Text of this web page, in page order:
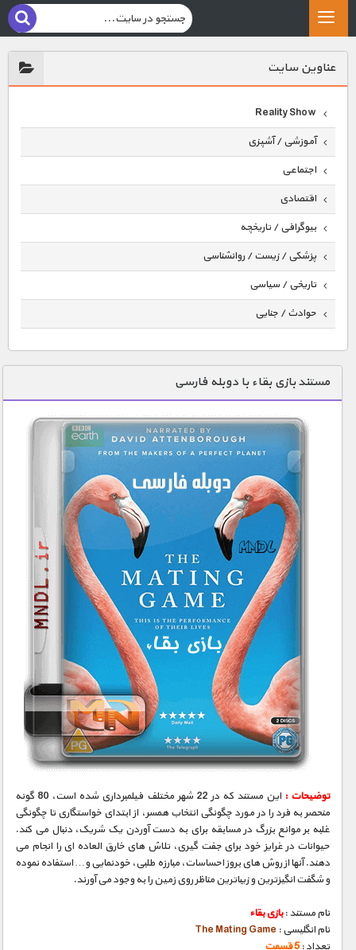
عناوين سايت
Reality Show
آموزشی / آشپزی
اجتماعی
اقتصادی
بیوگرافی / تاریخچه
پزشکی / زیست / روانشناسی
تاریخی / سیاسی
حوادث / جنایی
دنیای خوراکی ها
زمین شناسی / محیط زیست
سازه/ معماری/ مهندسی
سرگرمی
شناخت کودکان
طبیعت
علم و فناوری
فرهنگ / هنر
کیهان / نجوم
گردشگری
ماورایی
مسابقات / ورزشی
مستند های اختصاصی
مستند بازی بقاء با دوبله فارسی
توضیحات :
این مستند که در 22 شهر مختلف فیلمبرداری شده است، 80 گونه
منحصر به فرد را در مورد چگونگی انتخاب همسر، از ابتدای خواستگاری تا چگونگی
غلبه بر موانع بزرگ در مسابقه برای به دست آوردن یک شریک، دنبال می کند.
حیوانات در غرایز خود برای جفت گیری، تلاش های خارق العاده ای را انجام می
دهند. آنها از روش های بروز احساسات، مبارزه طلبی، خودنمایی و… استفاده نموده
و شگفت انگیزترین و زیباترین مناظر روی زمین را به وجود می آورند.
نام مستند :بازی بقاء
نام انگلیسی : The Mating Game
تعداد : 5 قسمت